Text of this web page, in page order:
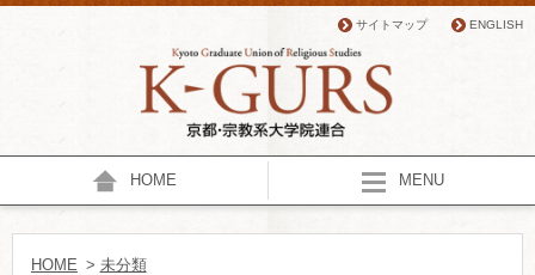
サイトマップ ENGLISH
HOME MENU
HOME > 未分類